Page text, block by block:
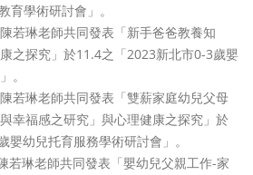
育學術研討會」。
若琳老師共同發表「新手爸爸教養知
之探究」於11.4之「2023新北市0-3歲嬰
。
若琳老師共同發表「雙薪家庭幼兒父母
幸福感之研究」與心理健康之探究」於
幼兒托育服務學術研討會」。
若琳老師共同發表「嬰幼兒父親工作-家